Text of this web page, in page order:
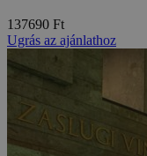
137690 Ft
Ugrás az ajánlathoz